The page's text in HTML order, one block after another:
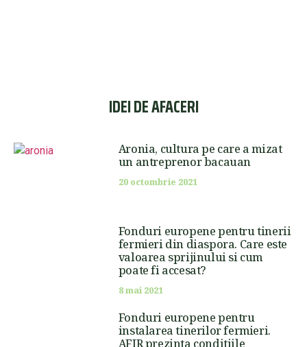
IDEI DE AFACERI
Aronia, cultura pe care a mizat
un antreprenor bacauan
20 octombrie 2021
Fonduri europene pentru tinerii
fermieri din diaspora. Care este
valoarea sprijinului si cum
poate fi accesat?
8 mai 2021
Fonduri europene pentru
instalarea tinerilor fermieri.
AFIR prezinta conditiile